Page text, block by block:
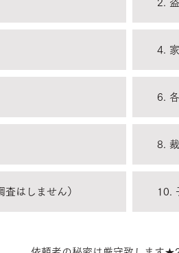
はしません）
2.
4.
6.
8.
10.